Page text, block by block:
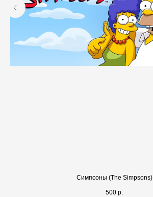
Симпсоны (The Simpsons)
500 р.